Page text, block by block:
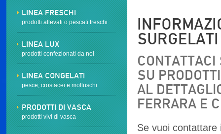
LINEA FRESCHI
prodotti allevati o pescati freschi
LINEA LUX
prodotti confezionati da noi
LINEA CONGELATI
pesce, crostacei e molluschi
PRODOTTI DI VASCA
prodotti vivi di vasca
SURGELATI
SU
AL
FERRARA E
Se vuoi contattare